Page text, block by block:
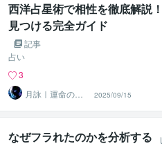
西洋占星術で相性を徹底解説
見つける完全ガイド
記事
占い
3
月詠｜運命の支
配者
2025/09/15
なぜフラれたのかを分析する